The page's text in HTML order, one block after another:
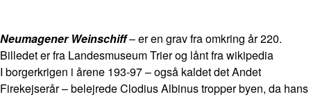
Neumagener Weinschiff– er en grav fra omkring år 220.
Billedet er fra Landesmuseum Trier og lånt fra wikipedia
I borgerkrigen i årene 193-97 – også kaldet det Andet
Firekejserår – belejrede Clodius Albinus tropper byen, da hans